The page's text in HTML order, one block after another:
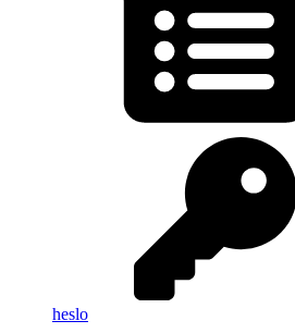
heslo